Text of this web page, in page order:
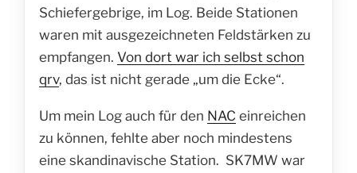
Schiefergebrige, im Log. Beide Stationen
waren mit ausgezeichneten Feldstärken zu
empfangen. Von dort war ich selbst schon
qrv, das ist nicht gerade „um die Ecke“.
Um mein Log auch für den NAC einreichen
zu können, fehlte aber noch mindestens
eine skandinavische Station. SK7MW war